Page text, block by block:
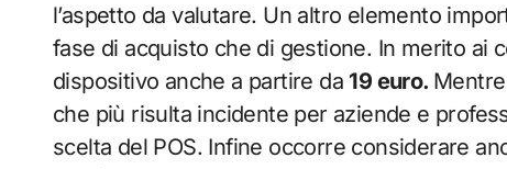
l’aspetto da valutare. Un altro elemento
fase di acquisto che di gestione. In merito ai
dispositivo anche a partire da 19 euro.
che più risulta incidente per aziende e
scelta del POS. Infine occorre considerare